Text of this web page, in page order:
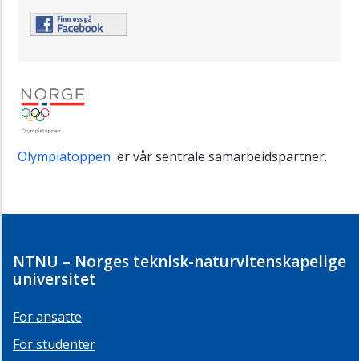
Olympiatoppen er vår sentrale samarbeidspartner.
NTNU – Norges teknisk-naturvitenskapelige
universitet
For ansatte
For studenter